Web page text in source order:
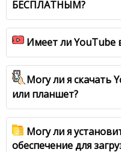
БЕСПЛАТНЫМ?
Имеет ли YouTube
Могу ли я скачать
или планшет?
Могу ли я
обеспечение для